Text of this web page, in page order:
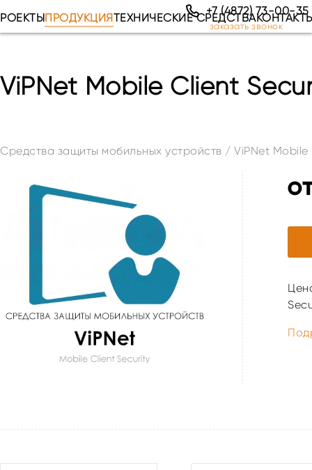
ПРОДУКЦИЯТЕХНИЧЕСКИЕ СРЕДСТВА+7 (4872) 73-00-35
заказать звонок
ViPNet Mobile Client
Средства защиты мобильных устройств / ViPNet Mobile